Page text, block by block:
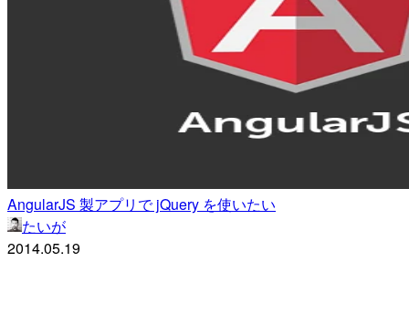
AngularJS 製アプリで jQuery を使いたい
たいが
2014.05.19